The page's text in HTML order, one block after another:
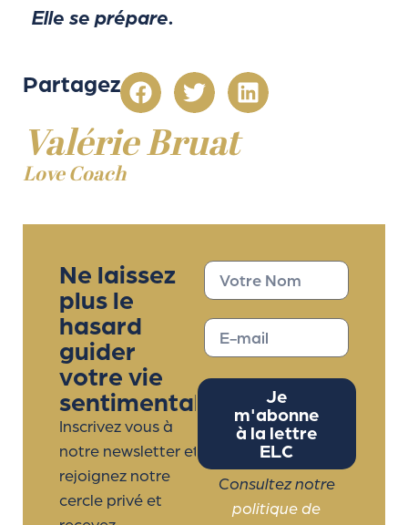
Elle se prépare.
Partagez
Valérie Bruat
Love Coach
Ne laissez
plus le
hasard
guider
votre vie
sentimentale
Inscrivez vous à
notre newsletter et
rejoignez notre
cercle privé et
Je
m'abonne
à la lettre
ELC
Consultez notre
politique de